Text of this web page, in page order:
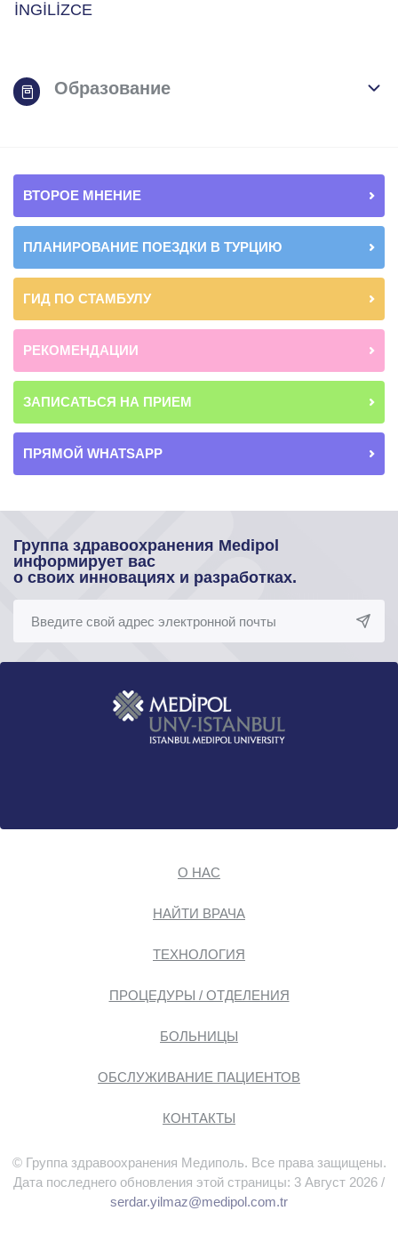
İNGİLİZCE
Образование
ВТОРОЕ МНЕНИЕ
ПЛАНИРОВАНИЕ ПОЕЗДКИ В ТУРЦИЮ
ГИД ПО СТАМБУЛУ
РЕКОМЕНДАЦИИ
ЗАПИСАТЬСЯ НА ПРИЕМ
ПРЯМОЙ WHATSAPP
Группа здравоохранения Medipol
информирует вас
о своих инновациях и разработках.
О НАС
НАЙТИ ВРАЧА
ТЕХНОЛОГИЯ
ПРОЦЕДУРЫ / ОТДЕЛЕНИЯ
БОЛЬНИЦЫ
ОБСЛУЖИВАНИЕ ПАЦИЕНТОВ
КОНТАКТЫ
© Группа здравоохранения Медиполь. Все права защищены.
Дата последнего обновления этой страницы: 3 Август 2026 /
serdar.yilmaz@medipol.com.tr